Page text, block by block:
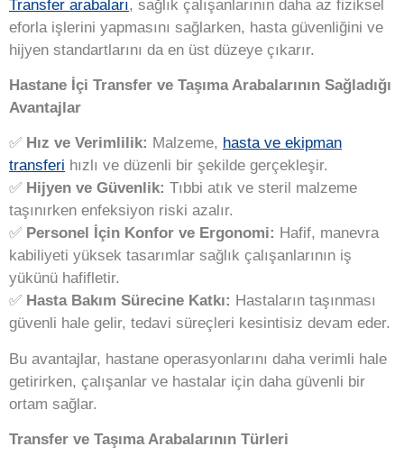
Transfer arabaları, sağlık çalışanlarının daha az fiziksel
eforla işlerini yapmasını sağlarken, hasta güvenliğini ve
hijyen standartlarını da en üst düzeye çıkarır.
Hastane İçi Transfer ve Taşıma Arabalarının Sağladığı
Avantajlar
✅ Hız ve Verimlilik: Malzeme, hasta ve ekipman
transferi hızlı ve düzenli bir şekilde gerçekleşir.
✅ Hijyen ve Güvenlik: Tıbbi atık ve steril malzeme
taşınırken enfeksiyon riski azalır.
✅ Personel İçin Konfor ve Ergonomi: Hafif, manevra
kabiliyeti yüksek tasarımlar sağlık çalışanlarının iş
yükünü hafifletir.
✅ Hasta Bakım Sürecine Katkı: Hastaların taşınması
güvenli hale gelir, tedavi süreçleri kesintisiz devam eder.
Bu avantajlar, hastane operasyonlarını daha verimli hale
getirirken, çalışanlar ve hastalar için daha güvenli bir
ortam sağlar.
Transfer ve Taşıma Arabalarının Türleri